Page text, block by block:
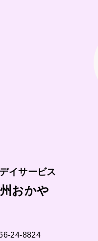
イサービス
おかや
24-8824